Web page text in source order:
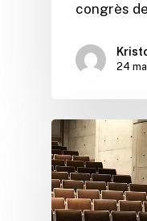
congrès
24